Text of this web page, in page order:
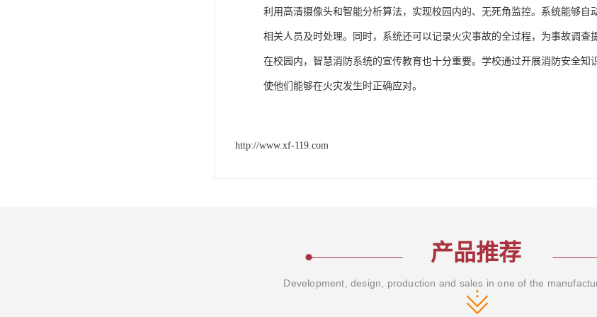
利用高清摄像头和智能分析算法，实现校园内的、无死角监控。系统能够
相关人员及时处理。同时，系统还可以记录火灾事故的全过程，为事故调查
在校园内，智慧消防系统的宣传教育也十分重要。学校通过开展消防安全知
使他们能够在火灾发生时正确应对。
http://www.xf-119.com
产品推荐
Development, design, production and sales in one of the